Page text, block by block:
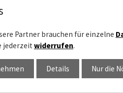
Reisen wert.pdf
wert CZ.pdf
wert PL.pdf
Partner brauchen für einzelne
jederzeit widerrufen.
Details Nur die